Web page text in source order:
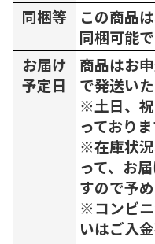
同梱等
この商品は
同梱可能で
お届け
予定日
商品はお
で発送いた
※土日、
っておりま
※在庫状
って、お
すので予
※コンビ
いはご入